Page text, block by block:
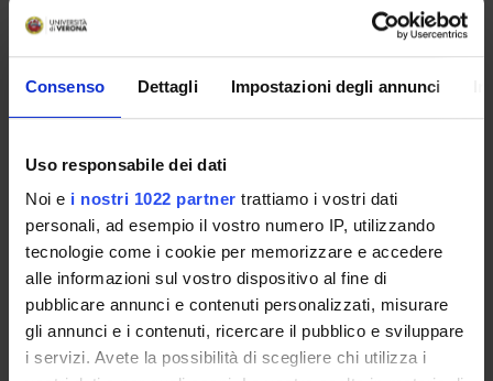
Consenso Dettagli Impostazioni degli annunci
Uso responsabile dei dati
Noi e i nostri 1022 partner trattiamo i vostri dati
personali, ad esempio il vostro numero IP, utilizzando
tecnologie come i cookie per memorizzare e accedere
alle informazioni sul vostro dispositivo al fine di
pubblicare annunci e contenuti personalizzati, misurare
gli annunci e i contenuti, ricercare il pubblico e sviluppare
i servizi. Avete la possibilità di scegliere chi utilizza i
Ateneo
Programma:RICATENEO - Finanziamenti d'Ateneo per la
Ricerca Scientifica
PARTECIPANTI AL PROGETTO
Daniela Cecconi
Professore associato